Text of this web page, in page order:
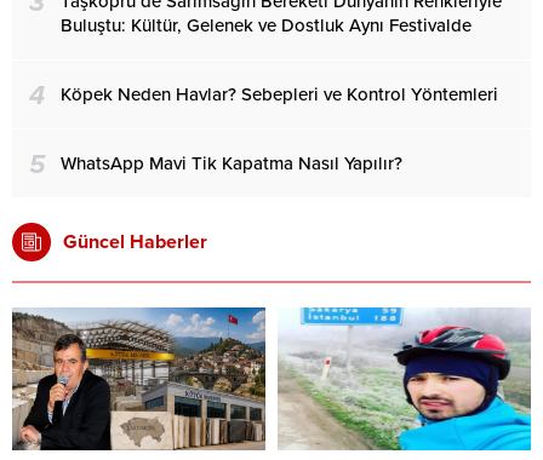
Buluştu: Kültür, Gelenek ve Dostluk Aynı Festivalde
4 Köpek Neden Havlar? Sebepleri ve Kontrol Yöntemleri
5 WhatsApp Mavi Tik Kapatma Nasıl Yapılır?
Güncel Haberler